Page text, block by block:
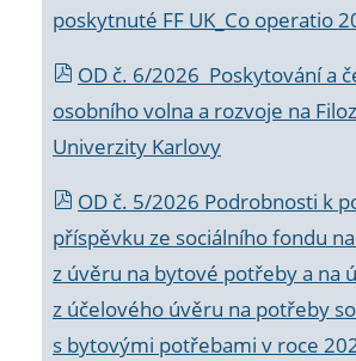
poskytnuté FF UK_Co operatio
OD č. 6/2026 Poskytování a
osobního volna a rozvoje na
Univerzity Karlovy
OD č. 5/2026 Podrobnosti k
příspěvku ze sociálního fondu
z úvěru na bytové potřeby a na
z účelového úvěru na potřeby
s bytovými potřebami v roce